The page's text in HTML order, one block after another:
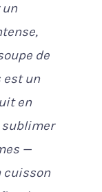
de
est un
en
sublimer
—
cuisson